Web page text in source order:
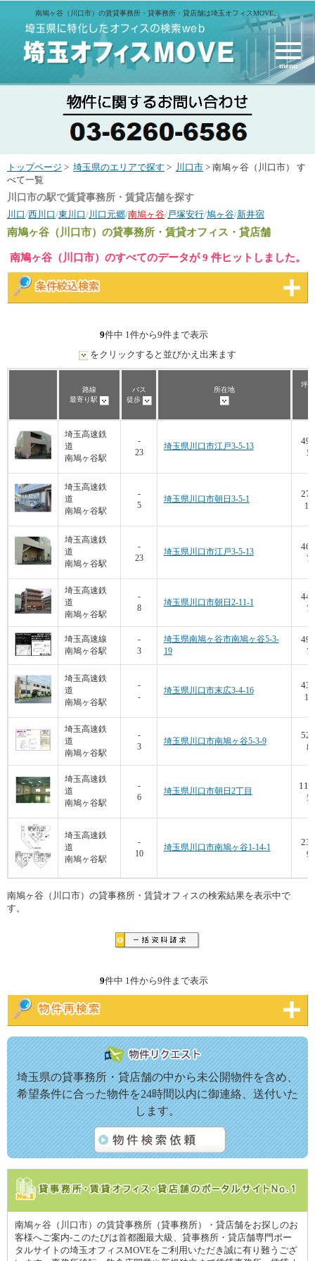
南鳩ヶ谷（川口市）の賃貸事務所・貸事務所・貸店舗は埼玉オフィスMOVE。
menu
埼玉県の貸事務所・貸店舗の中から未公開物件を含め、
希望条件に合った物件を24時間以内に御連絡、送付いた
します。
南鳩ヶ谷（川口市）の賃貸事務所（貸事務所）・貸店舗をお探しのお
客様へご案内-このたびは首都圏最大級、貸事務所・貸店舗専門ポー
タルサイトの埼玉オフィスMOVEをご利用いただき誠に有り難うござ
トップページ > 埼玉県のエリアで探す > 川口市 > 南鳩ヶ谷（川口市） す
べて一覧
川口市の駅で賃貸事務所・賃貸店舗を探す
川口 /西川口 /東川口 /川口元郷/南鳩ヶ谷/戸塚安行/鳩ヶ谷/新井宿
南鳩ヶ谷（川口市） の貸事務所・賃貸オフィス・貸店舗
南鳩ヶ谷（川口市）のすべてのデータが 9 件ヒットしました。
9件中 1件から9件まで表示
をクリックすると並びかえ出来ます
路線
最寄り駅
バス
徒歩
所在地
坪
埼玉高速鉄
道
南鳩ヶ谷駅
-
23
埼玉県川口市江戸3-5-13
埼玉高速鉄
道
南鳩ヶ谷駅
-
5
埼玉県川口市朝日3-5-1
埼玉高速鉄
道
南鳩ヶ谷駅
-
23
埼玉県川口市江戸3-5-13
埼玉高速鉄
道
南鳩ヶ谷駅
-
8
埼玉県川口市朝日2-11-1
埼玉高速線
南鳩ヶ谷駅
-
3
埼玉県南鳩ヶ谷市南鳩ヶ谷5-3-
19
埼玉高速鉄
道
南鳩ヶ谷駅
-
-
埼玉県川口市末広3-4-16
埼玉高速鉄
道
南鳩ヶ谷駅
-
3
埼玉県川口市南鳩ヶ谷5-3-9
埼玉高速鉄
道
南鳩ヶ谷駅
-
6
埼玉県川口市朝日2丁目
埼玉高速鉄
道
南鳩ヶ谷駅
-
10
埼玉県川口市南鳩ヶ谷1-14-1
南鳩ヶ谷（川口市）の貸事務所・賃貸オフィスの検索結果を表示中で
す。
9件中 1件から9件まで表示